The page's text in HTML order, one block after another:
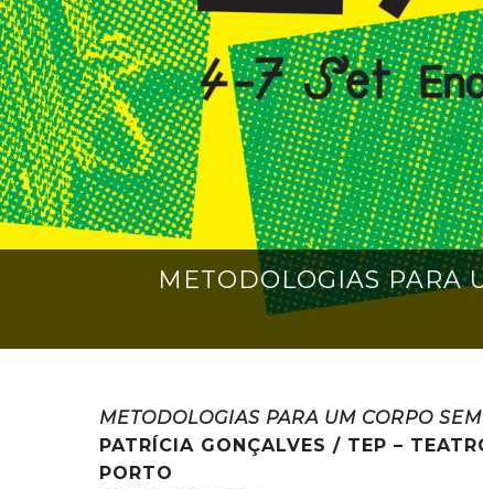
METODOLOGIAS PARA
METODOLOGIAS PARA UM CORPO
PATRÍCIA GONÇALVES / TEP –
PORTO